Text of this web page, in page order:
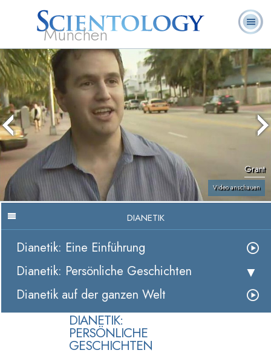
München
L. Ron
Hubbard
Was ist
Scientology?
Ehrenamtliche
Geistliche
Häufig gestellte
Fragen
Bücher
Grant
Video anschauen
DIANETIK
Dianetik: Eine Einführung
Dianetik: Persönliche Geschichten
Dianetik auf der ganzen Welt
DIANETIK:
PERSÖNLICHE
GESCHICHTEN